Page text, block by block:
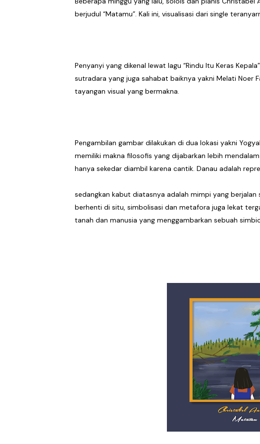
Kos Atos Hidupkan Kembali Tradisi
Rayakan Setahun Album Pesta
6ft Drowning Lepas Debut Maxi-
Billkiss Rayakan Pertemuan yang
Soerya Resmi Debut Lewat
Unblue.r Resmi Memulai
Bell Aditya Hadirkan Video Musik
Hagia Septida Ajak Pendengar
Ratih Putria Hadirkan Pelukan
Tiga Dekade Brutalitas: Vomepotro
DESERVE Lepaskan Amarah dan
Given Rayakan Rasa Kagum dan
Kentara Lanjutkan Narasi
berjudul “Matamu”. Kali ini, visualisasi dari single
Penyanyi yang dikenal lewat lagu “Rindu Itu Keras
sutradara yang juga sahabat baiknya yakni Melati Noer
tayangan visual yang bermakna.
Pengambilan gambar dilakukan di dua lokasi yakni
memiliki makna filosofis yang dijabarkan lebih
hanya sekedar diambil karena cantik. Danau adalah
sedangkan kabut diatasnya adalah mimpi yang berjalan
berhenti di situ, simbolisasi dan metafora juga lekat
tanah dan manusia yang menggambarkan sebuah